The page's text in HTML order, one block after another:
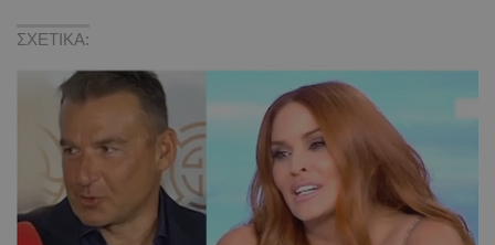
ΣΧΕΤΙΚΑ: